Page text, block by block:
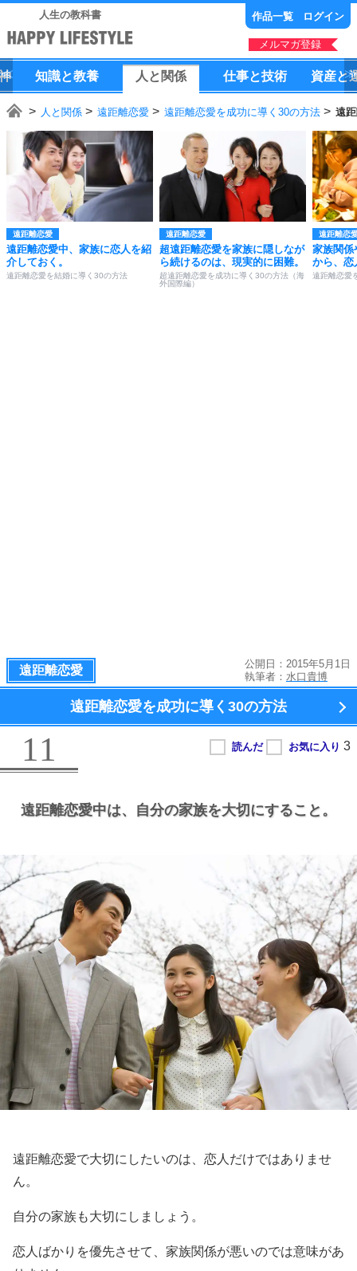
人生の教科書 作品一覧 ログイン
メルマガ登録
知識と教養 人 と 関係 仕事と技術 資産と
人と関係 遠距離恋愛 遠距離恋愛を成功に導く30の方法 遠
遠距離恋愛
遠距離恋愛中、家族に恋人を紹
介しておく。
遠距離恋愛を結婚に導く30の方法
遠距離恋愛
超遠距離恋愛を家族に隠しなが
ら続けるのは、現実的に困難。
超遠距離恋愛を成功に導く30の方法（海
外国際編）
遠距離恋
家族関係
から、恋
遠距離恋愛
遠距離恋愛
公開日：2015年5月1日
執筆者： 水口貴博
遠距離恋愛を成功に導く 30の方法
11
遠距離恋愛中は、 自分の家族を大切にすること。
遠距離恋愛で大切にしたいのは、恋人だけではありませ
ん。
自分の家族も大切にしましょう。
恋人ばかりを優先させて、家族関係が悪いのでは意味があ